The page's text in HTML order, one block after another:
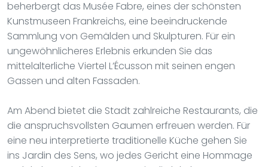
beherbergt das Musée Fabre, eines der schönsten
Kunstmuseen Frankreichs, eine beeindruckende
Sammlung von Gemälden und Skulpturen. Für ein
ungewöhnlicheres Erlebnis erkunden Sie das
mittelalterliche Viertel L’Écusson mit seinen engen
Gassen und alten Fassaden.
Am Abend bietet die Stadt zahlreiche Restaurants, die
die anspruchsvollsten Gaumen erfreuen werden. Für
eine neu interpretierte traditionelle Küche gehen Sie
ins Jardin des Sens, wo jedes Gericht eine Hommage